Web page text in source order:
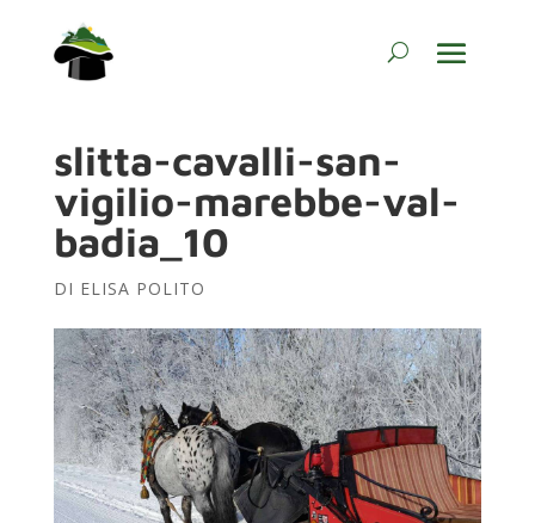
slitta-cavalli-san-
vigilio-marebbe-val-
badia_10
DI ELISA POLITO